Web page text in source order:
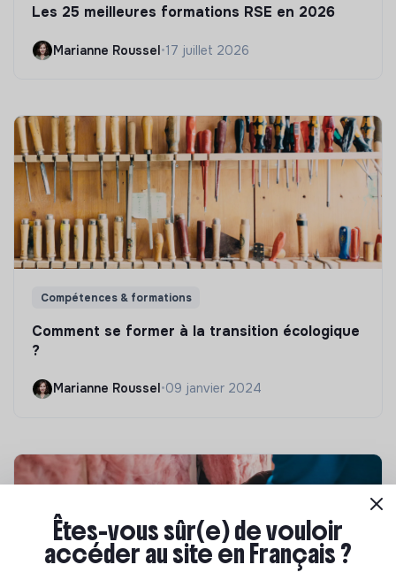
Les 25 meilleures formations RSE en 2026
Marianne Roussel•17 juillet 2026
Compétences & formations
Comment se former à la transition écologique
?
Marianne Roussel •09 janvier 2024
Êtes-vous sûr(e) de vouloir
accéder au site en Français ?